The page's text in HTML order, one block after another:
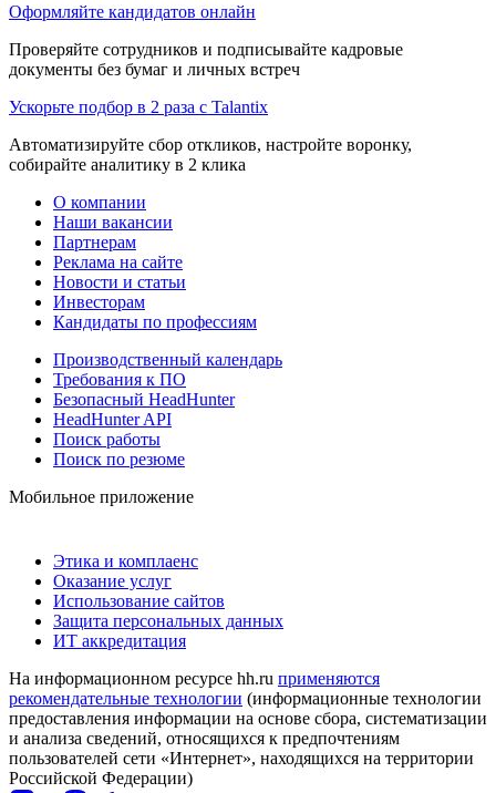
Оформляйте кандидатов онлайн
Проверяйте сотрудников и подписывайте кадровые
документы без бумаг и личных встреч
Ускорьте подбор в 2 раза с Talantix
Автоматизируйте сбор откликов, настройте воронку,
собирайте аналитику в 2 клика
О компании
Наши вакансии
Партнерам
Реклама на сайте
Новости и статьи
Инвесторам
Кандидаты по профессиям
Производственный календарь
Требования к ПО
Безопасный HeadHunter
HeadHunter API
Поиск работы
Поиск по резюме
Мобильное приложение
Этика и комплаенс
Оказание услуг
Использование сайтов
Защита персональных данных
ИТ аккредитация
На информационном ресурсе hh.ru применяются
рекомендательные технологии (информационные технологии
предоставления информации на основе сбора, систематизации
и анализа сведений, относящихся к предпочтениям
пользователей сети «Интернет», находящихся на территории
Российской Федерации)